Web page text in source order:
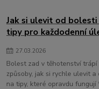
Jak si ulevit od
tipy pro každodenní
27.03.2026
Bolest zad v těhotenství
způsoby, jak si rychle ulevit
na tipy, které opravdu fungují